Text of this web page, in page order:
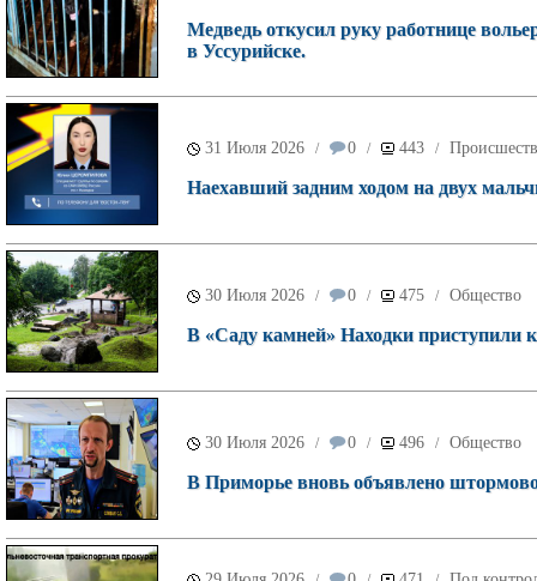
Медведь откусил руку работнице
в Уссурийске.
31 Июля 2026 / 0 / 443 /
Наехавший задним ходом на двух
30 Июля 2026 / 0 / 475 / Общество
В «Саду камней» Находки приступили к
30 Июля 2026 / 0 / 496 / Общество
В Приморье вновь объявлено